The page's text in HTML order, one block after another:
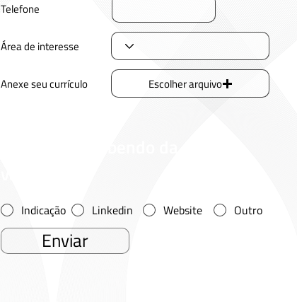
Telefone
Área de interesse
Anexe seucurrículo Escolher arquivo
Indicação Linkedin Website Outro
Enviar